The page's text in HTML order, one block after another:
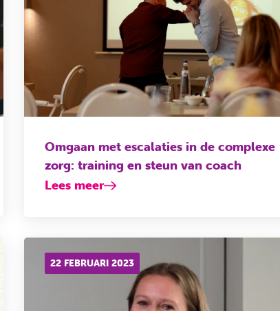
Omgaan met escalaties in de complexe
zorg: training en steun van coach
Lees meer
22 FEBRUARI 2023